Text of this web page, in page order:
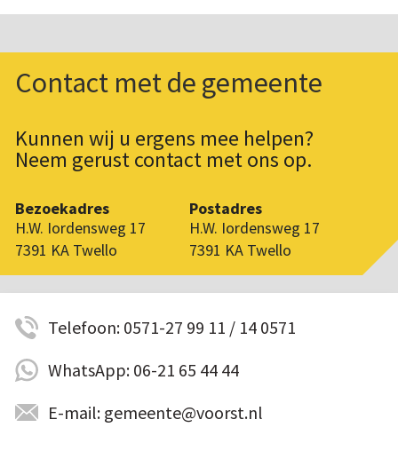
Contact met de gemeente
Kunnen wij u ergens mee helpen?
Neem gerust contact met ons op.
Bezoekadres
H.W. Iordensweg 17
7391 KA Twello
Postadres
H.W. Iordensweg 17
7391 KA Twello
Telefoon: 0571-27 99 11 / 14 0571
WhatsApp: 06-21 65 44 44
E-mail: gemeente@voorst.nl